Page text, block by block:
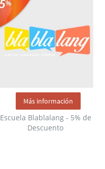
Escuela Blablalang - 5% de
Descuento
Más información